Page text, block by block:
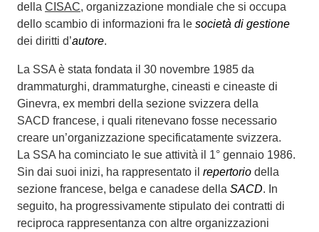
della CISAC, organizzazione mondiale che si occupa
dello scambio di informazioni fra le società di gestione
dei diritti d’autore.
La SSA è stata fondata il 30 novembre 1985 da
drammaturghi, drammaturghe, cineasti e cineaste di
Ginevra, ex membri della sezione svizzera della
SACD francese, i quali ritenevano fosse necessario
creare un’organizzazione specificatamente svizzera.
La SSA ha cominciato le sue attività il 1° gennaio 1986.
Sin dai suoi inizi, ha rappresentato il repertorio della
sezione francese, belga e canadese della SACD. In
seguito, ha progressivamente stipulato dei contratti di
reciproca rappresentanza con altre organizzazioni